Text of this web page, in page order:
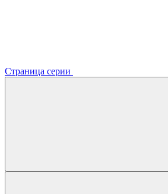
Страница серии